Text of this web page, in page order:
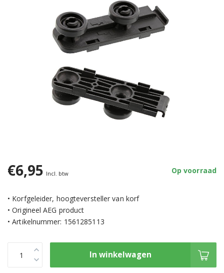
€6,95 Incl. btw Op voorraad
• Korfgeleider, hoogteversteller van korf
• Origineel AEG product
• Artikelnummer: 1561285113
In winkelwagen